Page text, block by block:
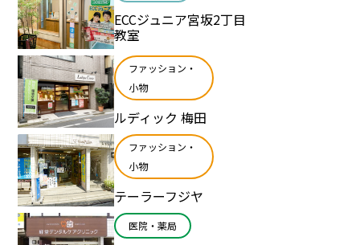
ECCジュニア宮坂2丁目
教室
ファッション・
小物
ルディック 梅田
ファッション・
小物
テーラーフジヤ
医院・薬局